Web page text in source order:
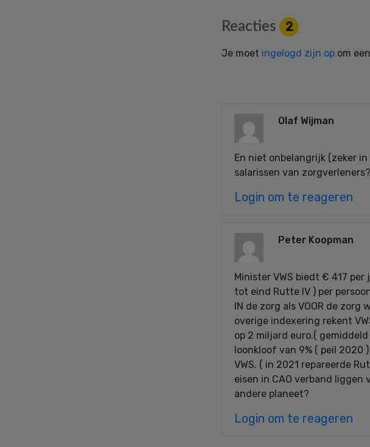
Reacties 2
Je moet ingelogd zijn op om
Olaf Wijman
En niet onbelangrijk (zeker
salarissen van zorgverleners?
Login om te reageren
Peter Koopman
Minister VWS biedt € 417
tot eind Rutte IV ) per
IN de zorg als VOOR de zorg
overige indexering rekent
op 2 miljard euro.(
loonkloof van 9% ( peil 2020
VWS. ( in 2021 repareerde
eisen in CAO verband liggen
andere planeet?
Login om te reageren